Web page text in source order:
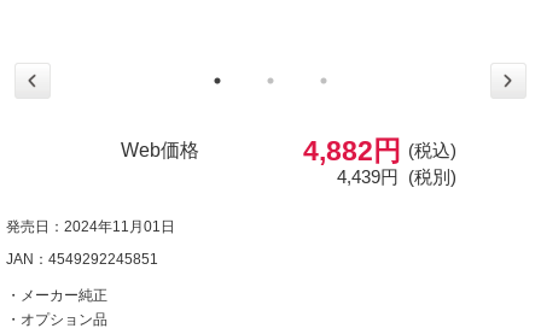
Web価格 4,882円
(税込)
4,439円 (税別)
発売日：2024年11月01日
JAN：4549292245851
・メーカー純正
・オプション品